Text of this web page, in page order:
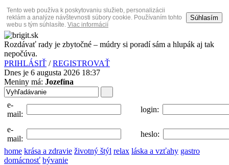
Tento web používa k poskytovaniu služieb, personalizácii
reklám a analýze návštevnosti súbory cookie. Používaním tohto
webu s tým súhlasíte. Viac informácií
Súhlasím
Rozdávať rady je zbytočné – múdry si poradí sám a hlupák aj tak
nepočúva.
PRIHLÁSIŤ /REGISTROVAŤ
Dnes je 6 augusta 2026 18:37
Meniny má: Jozefína
e-
mail:
login:
e-
mail:
heslo:
home krása a zdravie životný štýl relax láska a vzťahy gastro
domácnosť bývanie